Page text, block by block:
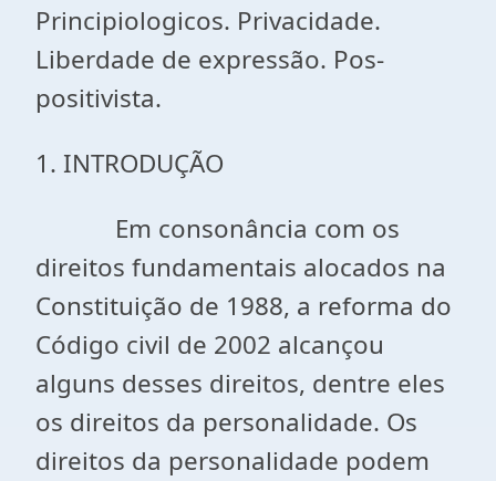
Principiologicos. Privacidade.
Liberdade de expressão. Pos-
positivista.
1. INTRODUÇÃO
Em consonância com os
direitos fundamentais alocados na
Constituição de 1988, a reforma do
Código civil de 2002 alcançou
alguns desses direitos, dentre eles
os direitos da personalidade. Os
direitos da personalidade podem